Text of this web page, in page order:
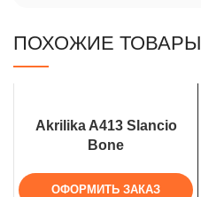
ПОХОЖИЕ ТОВАРЫ
Akrilika A413 Slancio
Bone
ОФОРМИТЬ ЗАКАЗ